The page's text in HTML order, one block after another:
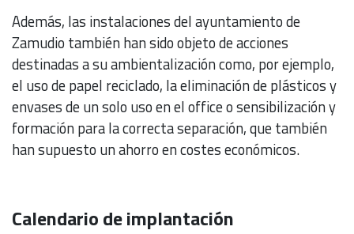
Además, las instalaciones del ayuntamiento de
Zamudio también han sido objeto de acciones
destinadas a su ambientalización como, por ejemplo,
el uso de papel reciclado, la eliminación de plásticos y
envases de un solo uso en el office o sensibilización y
formación para la correcta separación, que también
han supuesto un ahorro en costes económicos.
Calendario de implantación